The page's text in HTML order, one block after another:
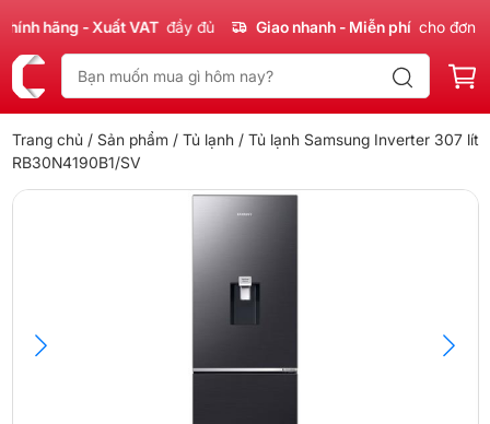
hãng - Xuất VAT đầy đủ Giao nhanh - Miễn phí cho đơn
Trang chủ / Sản phẩm / Tủ lạnh / Tủ lạnh Samsung Inverter 307 lít
RB30N4190B1/SV